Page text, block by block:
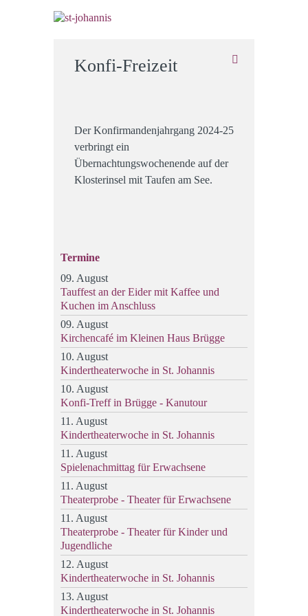
Konfi-Freizeit
Der Konfirmandenjahrgang 2024-25
verbringt ein
Übernachtungswochenende auf der
Klosterinsel mit Taufen am See.
Termine
09. August
Tauffest an der Eider mit Kaffee und
Kuchen im Anschluss
09. August
Kirchencafé im Kleinen Haus Brügge
10. August
Kindertheaterwoche in St. Johannis
10. August
Konfi-Treff in Brügge - Kanutour
11. August
Kindertheaterwoche in St. Johannis
11. August
Spielenachmittag für Erwachsene
11. August
Theaterprobe - Theater für Erwachsene
11. August
Theaterprobe - Theater für Kinder und
Jugendliche
12. August
Kindertheaterwoche in St. Johannis
13. August
Kindertheaterwoche in St. Johannis